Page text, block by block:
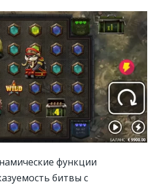
функции
битвы с